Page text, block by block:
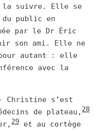
la suivre. Elle se
public en
par le Dr Éric
son ami. Elle ne
autant : elle
avec la
Christine s’est
de plateau, 28
29 et au cortège